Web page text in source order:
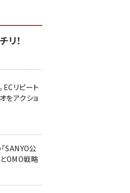
！
ECリピート
をアクショ
SANYO公
とOMO戦略